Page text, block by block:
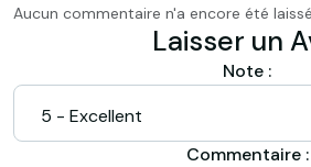
Aucun commentaire n'a encore été
Laisser un
Note :
Commentaire :